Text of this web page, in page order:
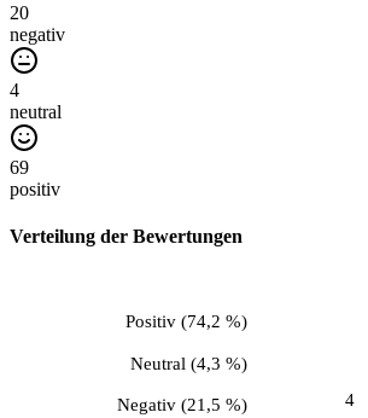
20
negativ
4
neutral
69
positiv
Verteilung der Bewertungen
Negativ(21,5 %) 4
Neutral (4,3 %)
Positiv(74,2 %)